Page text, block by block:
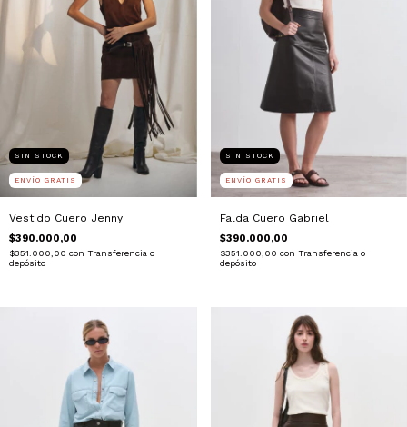
SIN STOCK
ENVÍO GRATIS
Vestido Cuero Jenny
$390.000,00
$351.000,00 con Transferencia o
depósito
SIN STOCK
ENVÍO GRATIS
Falda Cuero Gabriel
$390.000,00
$351.000,00 con Transferencia o
depósito